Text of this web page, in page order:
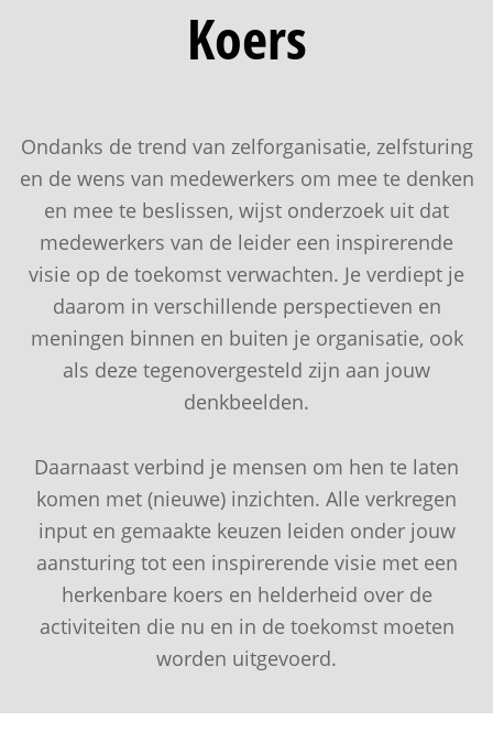
Koers
Ondanks de trend van zelforganisatie, zelfsturing
en de wens van medewerkers om mee te denken
en mee te beslissen, wijst onderzoek uit dat
medewerkers van de leider een inspirerende
visie op de toekomst verwachten. Je verdiept je
daarom in verschillende perspectieven en
meningen binnen en buiten je organisatie, ook
als deze tegenovergesteld zijn aan jouw
denkbeelden.
Daarnaast verbind je mensen om hen te laten
komen met (nieuwe) inzichten. Alle verkregen
input en gemaakte keuzen leiden onder jouw
aansturing tot een inspirerende visie met een
herkenbare koers en helderheid over de
activiteiten die nu en in de toekomst moeten
worden uitgevoerd.